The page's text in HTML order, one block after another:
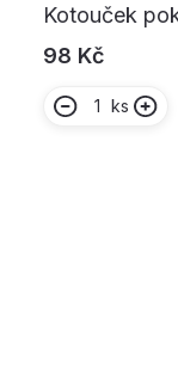
Kotouček
98 Kč
ks